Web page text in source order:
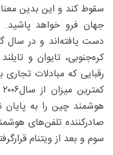
سقوط کند و این بدین
جهان فرو خواهد پاشید.
دست یافته‌اند و در سال
کره‌جنوبی، تایوان و
رقبایی که مبادلات
هوشمند چین را به پایان
صادرکننده تلفن‌های
سوم و بعد از ویتنام